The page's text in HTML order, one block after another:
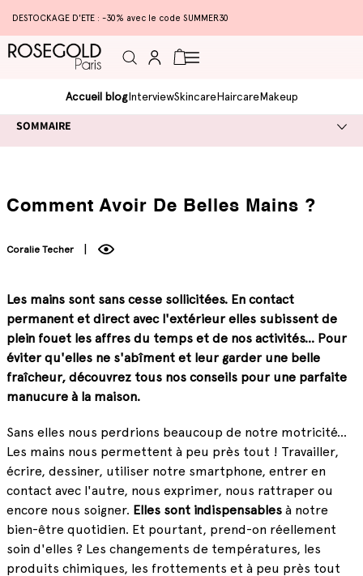
DESTOCKAGE D'ETE : -30% avec le code SUMMER30
ConnexionPanier
Accueil blogInterviewSkincareHaircareMakeup
SOMMAIRE
Comment Avoir De Belles Mains ?
Coralie Techer
Les mains sont sans cesse sollicitées. En contact
permanent et direct avec l'extérieur elles subissent de
plein fouet les affres du temps et de nos activités… Pour
éviter qu'elles ne s'abîment et leur garder une belle
fraîcheur, découvrez tous nos conseils pour une parfaite
manucure à la maison.
Sans elles nous perdrions beaucoup de notre motricité…
Les mains nous permettent à peu près tout ! Travailler,
écrire, dessiner, utiliser notre smartphone, entrer en
contact avec l'autre, nous exprimer, nous rattraper ou
encore nous soigner. Elles sont indispensables à notre
bien-être quotidien. Et pourtant, prend-on réellement
soin d'elles ? Les changements de températures, les
produits chimiques, les frottements et à peu près tout